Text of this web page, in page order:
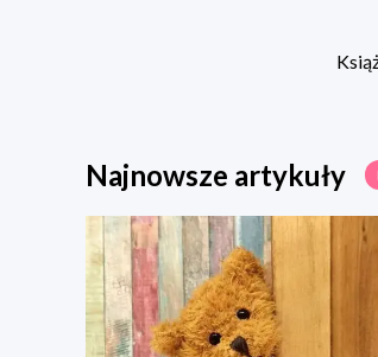
Najnowsze artykuły